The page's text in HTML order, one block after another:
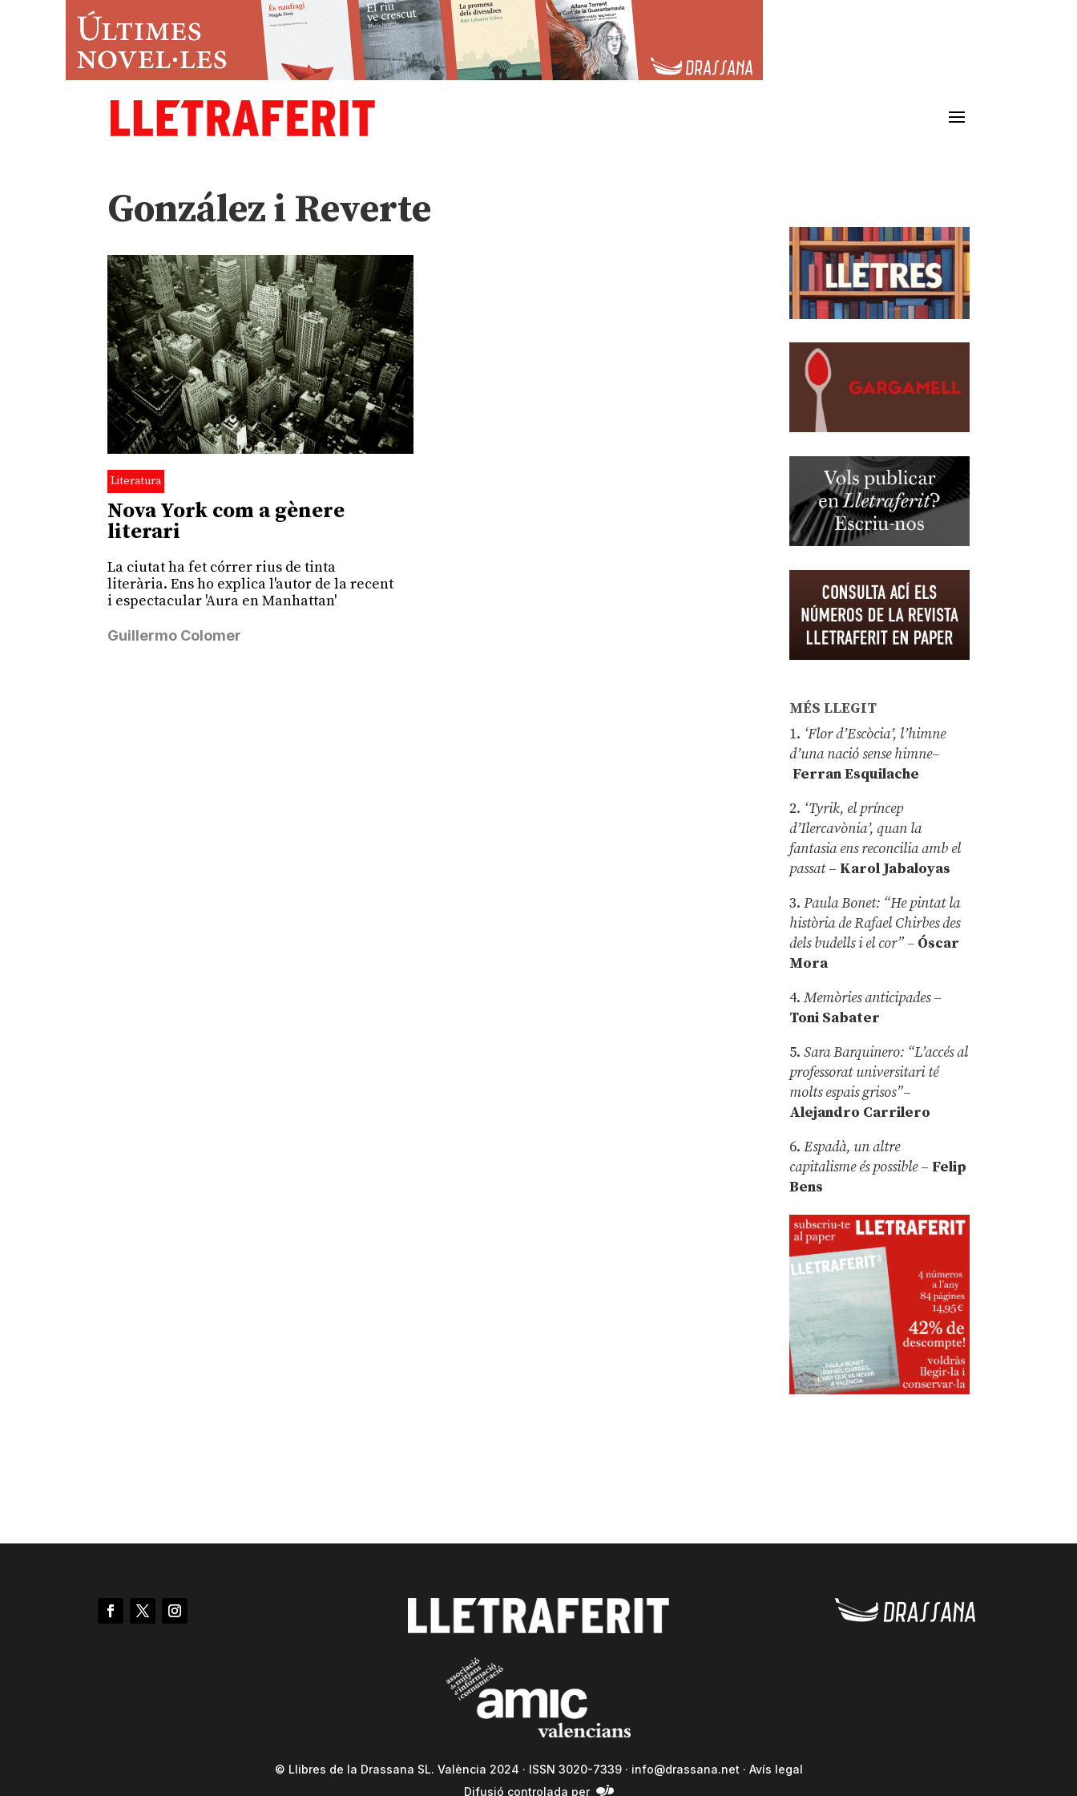
González i Reverte
Literatura
Nova York com a gènere
literari
La ciutat ha fet córrer rius de tinta
literària. Ens ho explica l'autor de la recent
i espectacular 'Aura en Manhattan'
Guillermo Colomer
MÉS LLEGIT
1. ‘Flor d’Escòcia’, l’himne
d’una nació sense himne–
Ferran Esquilache
2. ‘Tyrik, el príncep
d’Ilercavònia’, quan la
fantasia ens reconcilia amb el
passat– Karol Jabaloyas
3.Paula Bonet: “He pintat la
història de Rafael Chirbes des
dels budells i el cor” – Óscar
Mora
4.Memòries anticipades–
Toni Sabater
5.Sara Barquinero: “L’accés al
professorat universitari té
molts espais grisos”–
Alejandro Carrilero
6.Espadà, un altre
capitalisme és possible – Felip
Bens
© Llibres de la Drassana SL. València 2024 · ISSN 3020-7339 · info@drassana.net · Avís legal
Difusió controlada per